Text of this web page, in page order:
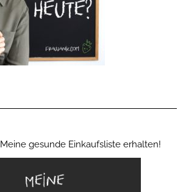
Meine gesunde Einkaufsliste erhalten!